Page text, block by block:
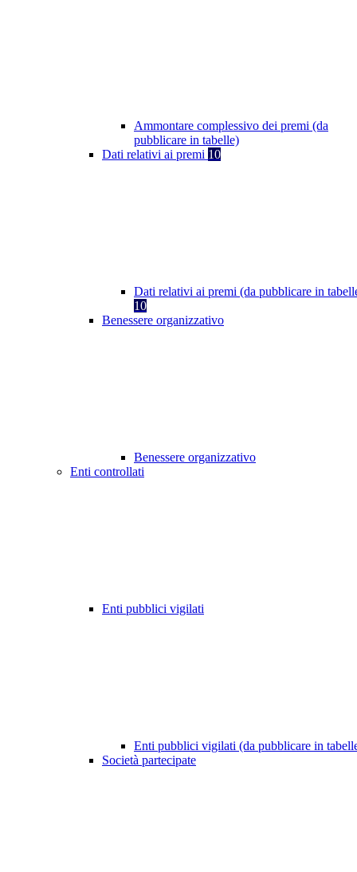
Ammontare complessivo dei premi (da
pubblicare in tabelle)
Dati relativi ai premi 10
Dati relativi ai premi (da pubblicare in
10
Benessere organizzativo
Benessere organizzativo
Enti controllati
Enti pubblici vigilati
Enti pubblici vigilati (da pubblicare in
Società partecipate